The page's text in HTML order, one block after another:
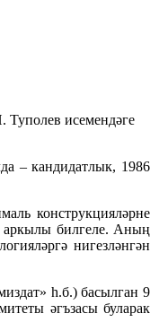
Туполев исемендәге
– кандидатлык, 1986
конструкцияләрне
аркылы билгеле. Аның
нигезләнгән
һ.б.) басылган 9
әгъзасы буларак